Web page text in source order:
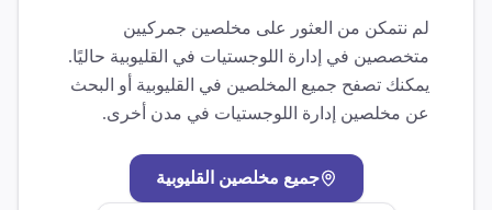
لم نتمكن من العثور على مخلصين جمركيين
متخصصين في إدارة اللوجستيات في القليوبية حاليًا.
يمكنك تصفح جميع المخلصين في القليوبية أو البحث
عن مخلصين إدارة اللوجستيات في مدن أخرى.
جميع مخلصين القليوبية